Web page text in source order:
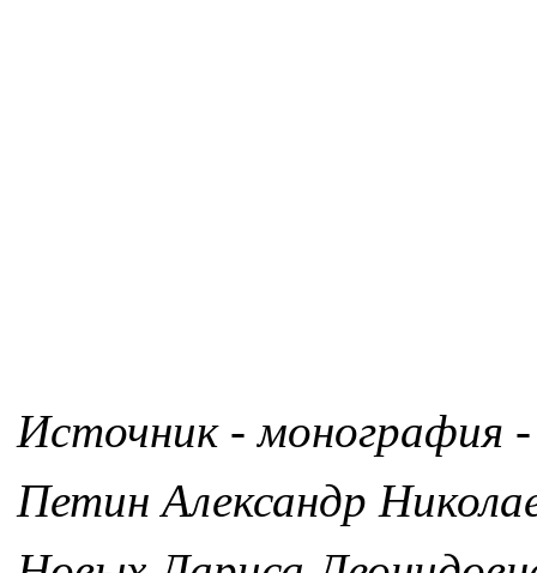
Источник - монография -
Петин Александр